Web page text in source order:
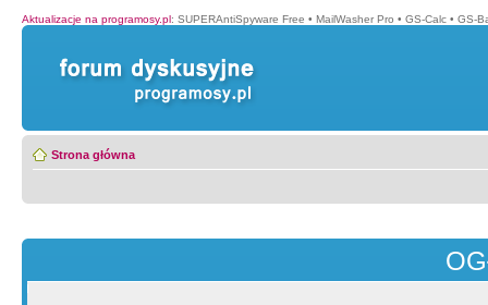
Aktualizacje na programosy.pl: SUPERAntiSpyware Free • MailWasher Pro • GS-Calc • GS-
Strona główna